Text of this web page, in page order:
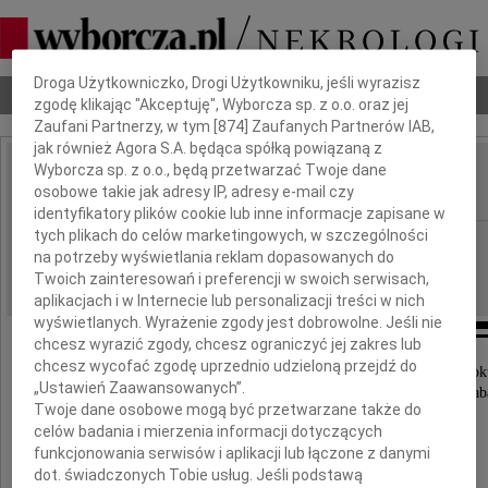
Nekrologi Odeszli Poradnik pogrzebowy
IMIĘ I NAZWISKO: Barbara Jagiełło
REGION: Łódź
DATA EMISJI: 20.11.2020
Z żalem zawiadamiamy, że 17 listopada 2020
odeszła nasza ukochana Mama, Siostra, Babcia i
Dbamy o Twoją prywatność
Droga Użytkowniczko, Drogi Użytkowniku, jeśli wyrazisz
zgodę klikając "Akceptuję", Wyborcza sp. z o.o. oraz jej
Zaufani Partnerzy, w tym [874 ] Zaufanych Partnerów IAB,
jak również Agora S.A. będąca spółką powiązaną z
Wyborcza sp. z o.o., będą przetwarzać Twoje dane
osobowe takie jak adresy IP, adresy e-mail czy
identyfikatory plików cookie lub inne informacje zapisane w
tych plikach do celów marketingowych, w szczególności
na potrzeby wyświetlania reklam dopasowanych do
Twoich zainteresowań i preferencji w swoich serwisach,
aplikacjach i w Internecie lub personalizacji treści w nich
wyświetlanych. Wyrażenie zgody jest dobrowolne. Jeśli nie
chcesz wyrazić zgody, chcesz ograniczyć jej zakres lub
chcesz wycofać zgodę uprzednio udzieloną przejdź do
„Ustawień Zaawansowanych”.
Twoje dane osobowe mogą być przetwarzane także do
celów badania i mierzenia informacji dotyczących
funkcjonowania serwisów i aplikacji lub łączone z danymi
dot. świadczonych Tobie usług. Jeśli podstawą